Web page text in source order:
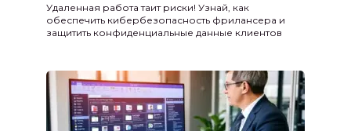
Удаленная работа таит риски! Узнай, как
обеспечить кибербезопасность фрилансера и
защитить конфиденциальные данные клиентов